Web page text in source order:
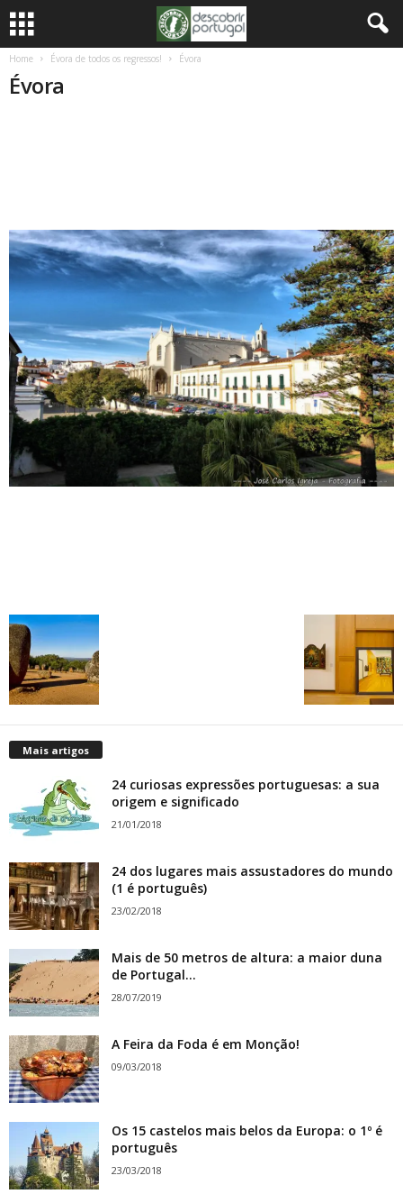
Home Évora de todos os regressos! Évora
Évora
Mais artigos
24 curiosas expressões portuguesas: a sua
origem e significado
21/01/2018
24 dos lugares mais assustadores do mundo
(1 é português)
23/02/2018
Mais de 50 metros de altura: a maior duna
de Portugal...
28/07/2019
A Feira da Foda é em Monção!
09/03/2018
Os 15 castelos mais belos da Europa: o 1º é
português
23/03/2018